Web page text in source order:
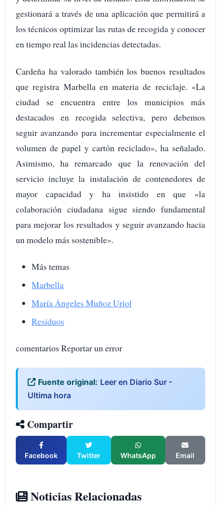
gestionará a través de una aplicación que permitirá a
los técnicos optimizar las rutas de recogida y conocer
en tiempo real las incidencias detectadas.
Cardeña ha valorado también los buenos resultados
que registra Marbella en materia de reciclaje. «La
ciudad se encuentra entre los municipios más
destacados en recogida selectiva, pero debemos
seguir avanzando para incrementar especialmente el
volumen de papel y cartón reciclado», ha señalado.
Asimismo, ha remarcado que la renovación del
servicio incluye la instalación de contenedores de
mayor capacidad y ha insistido en que «la
colaboración ciudadana sigue siendo fundamental
para mejorar los resultados y seguir avanzando hacia
un modelo más sostenible».
Más temas
Marbella
María Ángeles Muñoz Uriol
Residuos
comentarios Reportar un error
Fuente original: Leer en Diario Sur -
Ultima hora
Compartir
Facebook Twitter WhatsApp Email
Noticias Relacionadas